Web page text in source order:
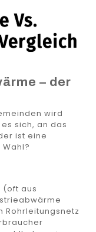
Vs.
– der
wird
sich, an das
ist eine
(oft aus
Rohrleitungsnetz